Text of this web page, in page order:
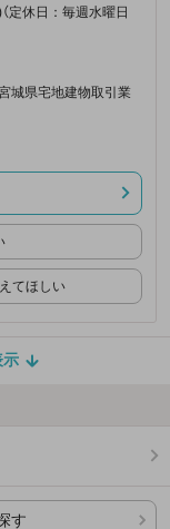
定休日：毎週水曜日
城県宅地建物取引業
てほしい
示
す